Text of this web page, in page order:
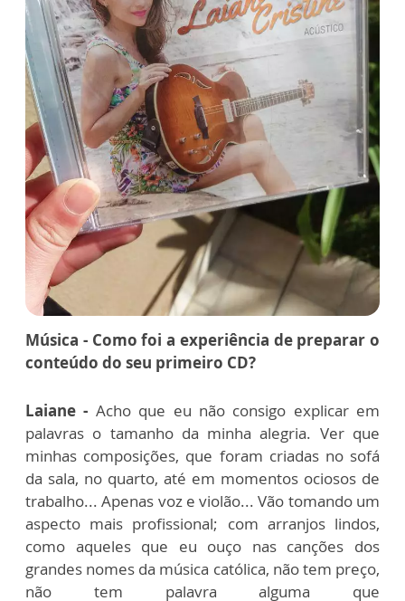
Música - Como foi a experiência de preparar o
conteúdo do seu primeiro CD?
Laiane - Acho que eu não consigo explicar em
palavras o tamanho da minha alegria. Ver que
minhas composições, que foram criadas no sofá
da sala, no quarto, até em momentos ociosos de
trabalho... Apenas voz e violão... Vão tomando um
aspecto mais profissional; com arranjos lindos,
como aqueles que eu ouço nas canções dos
grandes nomes da música católica, não tem preço,
não tem palavra alguma que